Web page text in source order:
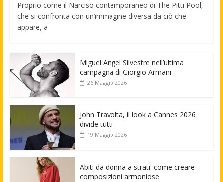
Proprio come il Narciso contemporaneo di The Pitti Pool,
che si confronta con un’immagine diversa da ciò che
appare, a
Miguel Angel Silvestre nell’ultima
campagna di Giorgio Armani
26 Maggio 2026
John Travolta, il look a Cannes 2026
divide tutti
19 Maggio 2026
Abiti da donna a strati: come creare
composizioni armoniose